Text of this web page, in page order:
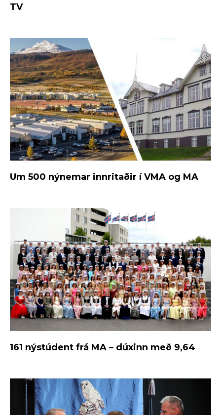
TV
Um 500 nýnemar innritaðir í VMA og MA
161 nýstúdent frá MA – dúxinn með 9,64